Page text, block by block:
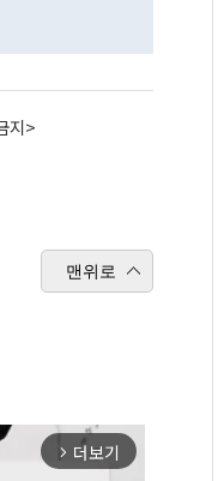
지>
맨위로
arrow_forward_ios 더보기